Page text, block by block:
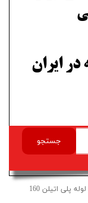
جستجو
در ایران
پلی اتیلن 160